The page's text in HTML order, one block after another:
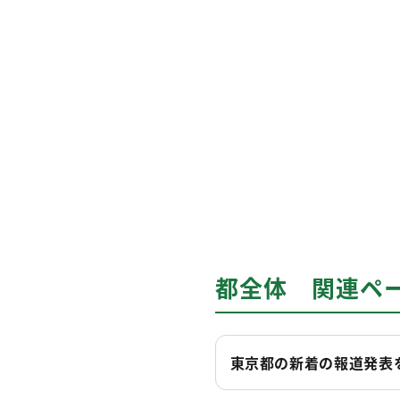
都全体 関連ペ
東京都の新着の報道発表